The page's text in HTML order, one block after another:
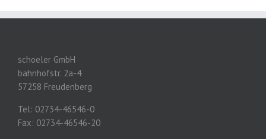
schoeler GmbH
bahnhofstr. 2a-4
57258 Freudenberg
Tel: 02734-46546-0
Fax: 02734-46546-20